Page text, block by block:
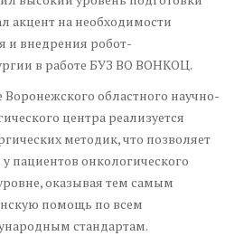
акцент на необходимости
и внедрения робот-
в работе БУЗ ВО ВОНКОЦ.
областного научно-
центра реализуется
методик, что позволяет
пациентов онкологического
оказывая тем самым
помощь по всем
стандартам.